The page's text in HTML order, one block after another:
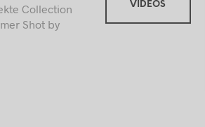
Collection
Shot by
VIDEOS